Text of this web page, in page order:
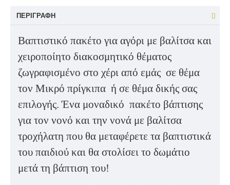
ΠΕΡΙΓΡΑΦΉ
Βαπτιστικό πακέτο για αγόρι με βαλίτσα και
χειροποίητο διακοσμητικό θέματος
ζωγραφισμένο στο χέρι από εμάς σε θέμα
τον Μικρό πρίγκιπα ή σε θέμα δικής σας
επιλογής. Ένα μοναδικό πακέτο βάπτισης
για τον νονό και την νονά με βαλίτσα
τροχήλατη που θα μεταφέρετε τα βαπτιστικά
του παιδιού και θα στολίσει το δωμάτιο
μετά τη βάπτιση του!